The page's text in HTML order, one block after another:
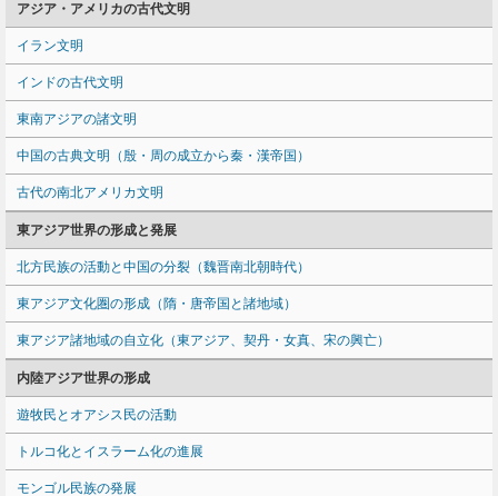
アジア・アメリカの古代文明
イラン文明
インドの古代文明
東南アジアの諸文明
中国の古典文明（殷・周の成立から秦・漢帝国）
古代の南北アメリカ文明
東アジア世界の形成と発展
北方民族の活動と中国の分裂（魏晋南北朝時代）
東アジア文化圏の形成（隋・唐帝国と諸地域）
東アジア諸地域の自立化（東アジア、契丹・女真、宋の興亡）
内陸アジア世界の形成
遊牧民とオアシス民の活動
トルコ化とイスラーム化の進展
モンゴル民族の発展